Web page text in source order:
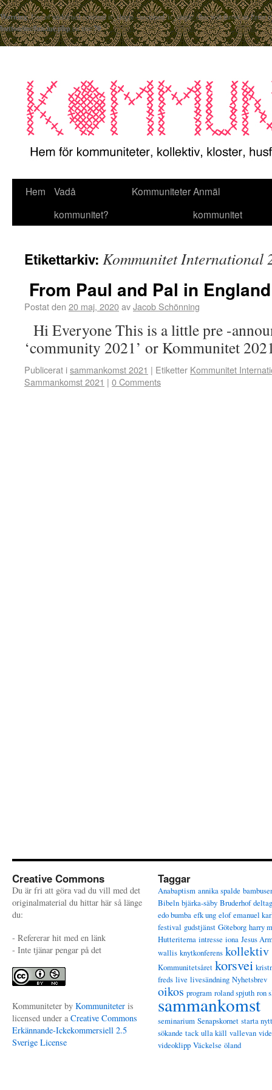
Warning: Use of undefined constant is_single - assumed 'is_single' (this will throw an Error
button/inc/fun.inc.phpon line70
Hem
Vadå
kommunitet?
KommuniteterAnmäl
kommunitet
Etikettarkiv: Kommunitet International
From Paul and Pal in
Postat den 20 maj, 2020avJacob Schönning
Hi Everyone This is a little pre -
‘community 2021’ or Kommunitet
Publicerat isammankomst 2021 | Etiketter Kommunitet
Sammankomst 2021 | 0 Comments
Creative Commons
Du är fri att göra vad du vill med det
originalmaterial du hittar här så länge
du:
- Refererar hit med en länk
- Inte tjänar pengar på det
Kommuniteter by Kommuniteter is
licensed under a Creative Commons
Erkännande-Ickekommersiell 2.5
Sverige License
Taggar
Anabaptism annika spalde bambuser
Bibeln bjärka-säby Bruderhof
edo bumba efk ung elof emanuel
festival gudstjänst Göteborg harry
Hutteriterna intresse iona Jesus
wallis knytkonferens kollektiv
Kommunitetsåret korsvei
freds live livesändning Nyhetsbrev
oikos program roland spjuth ron
sammankomst
seminarium Senapskornet starta nytt
sökande tack ulla käll vallevan
videoklipp Väckelse öland